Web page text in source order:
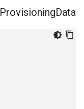
ProvisioningData